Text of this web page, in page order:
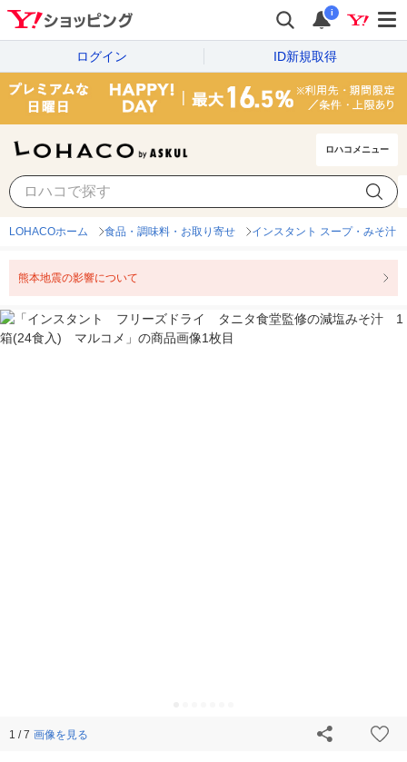
i
ログイン ID新規取得
ロハコメニュー
LOHACOホーム 食品・調味料・お取り寄せ インスタント スープ・みそ汁
熊本地震の影響について
1 / 7 画像を見る